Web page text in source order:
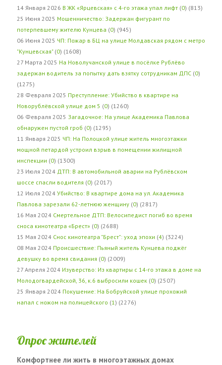
14 Января 2026 В ЖК «Ярцевская» с 4-го этажа упал лифт (0) (813)
25 Июня 2025 Мошенничество: Задержан фигурант по
потерпевшему жителю Кунцева (0) (945)
06 Июня 2025 ЧП: Пожар в БЦ на улице Молдавская рядом с метро
"Кунцевская" (0) (1608)
27 Марта 2025 На Новолучанской улице в посёлке Рублёво
задержан водитель за попытку дать взятку сотрудникам ДПС (0)
(1275)
28 Февраля 2025 Преступление: Убийство в квартире на
Новорублёвской улице дом 5 (0) (1260)
06 Февраля 2025 Загадочное: На улице Академика Павлова
обнаружен пустой гроб (0) (1295)
11 Января 2025 ЧП: На Полоцкой улице житель многоэтажки
мощной петардой устроил взрыв в помещении жилищной
инспекции (0) (1300)
23 Июля 2024 ДТП: В автомобильной аварии на Рублёвском
шоссе спасли водителя (0) (2017)
12 Июля 2024 Убийство: В квартире дома на ул. Академика
Павлова зарезали 62-летнюю женщину (0) (2817)
16 Мая 2024 Смертельное ДТП: Велосипедист погиб во время
сноса кинотеатра «Брест» (0) (2688)
15 Мая 2024 Снос кинотеатра "Брест": уход эпохи (4) (3224)
08 Мая 2024 Происшествие: Пьяный житель Кунцева поджёг
девушку во время свидания (0) (2009)
27 Апреля 2024 Изуверство: Из квартиры с 14-го этажа в доме на
Молодогвардейской, 36, к.6 выбросили кошек (0) (2507)
25 Января 2024 Покушение: На Бобруйской улице прохожий
напал с ножом на полицейского (1 ) (2276)
Опрос жителей
Комфортнее ли жить в многоэтажных домах